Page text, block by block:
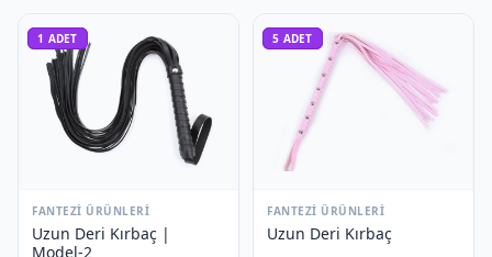
1 ADET
FANTEZI ÜRÜNLERI
Uzun Deri Kırbaç |
Model-2
5 ADET
FANTEZI ÜRÜNLERI
Uzun Deri Kırbaç